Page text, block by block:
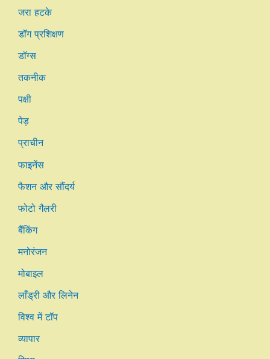
जरा हटके
डॉग प्रशिक्षण
डॉग्स
तकनीक
पक्षी
पेड़
प्राचीन
फाइनेंस
फैशन और सौंदर्य
फोटो गैलरी
बैंकिंग
मनोरंजन
मोबाइल
लाँड्री और लिनेन
विश्व में टॉप
व्यापार